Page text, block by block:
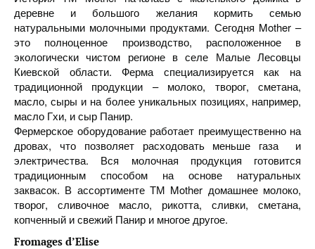
деревне и большого желания кормить семью
натуральными молочными продуктами. Сегодня Mother –
это полноценное производство, расположенное в
экологически чистом регионе в селе Малые Лесовцы
Киевской области. Ферма специализируется как на
традиционной продукции – молоко, творог, сметана,
масло, сыры и на более уникальных позициях, например,
масло Гхи, и сыр Панир.
Фермерское оборудование работает преимущественно на
дровах, что позволяет расходовать меньше газа и
электричества. Вся молочная продукция готовится
традиционным способом на основе натуральных
заквасок. В ассортименте ТМ Mother домашнее молоко,
творог, сливочное масло, рикотта, сливки, сметана,
копченный и свежий Панир и многое другое.
Fromages d’Elise